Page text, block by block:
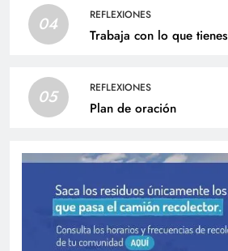
04 REFLEXIONES
Trabaja con lo que tienes
05 REFLEXIONES
Plan de oración